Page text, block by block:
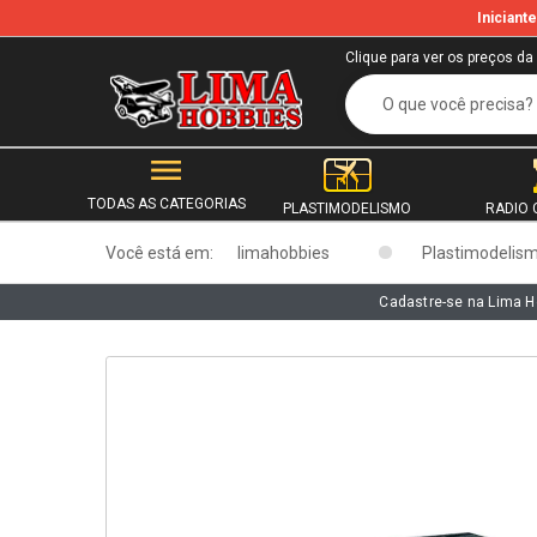
b Clique para ver os preços
TODAS AS CATEGORIAS PLASTIMODELISMO RADIO
Você está em: limahobbies
Cadastre-se na Lima